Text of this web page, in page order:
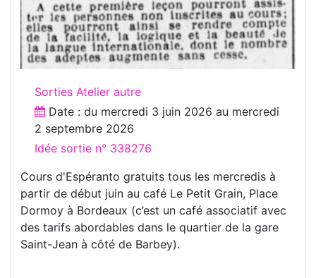
Sorties Atelier autre
Date : du mercredi 3 juin 2026 au mercredi
2 septembre 2026
Idée sortie n° 338276
Cours d'Espéranto gratuits tous les mercredis à
partir de début juin au café Le Petit Grain, Place
Dormoy à Bordeaux (c’est un café associatif avec
des tarifs abordables dans le quartier de la gare
Saint-Jean à côté de Barbey).